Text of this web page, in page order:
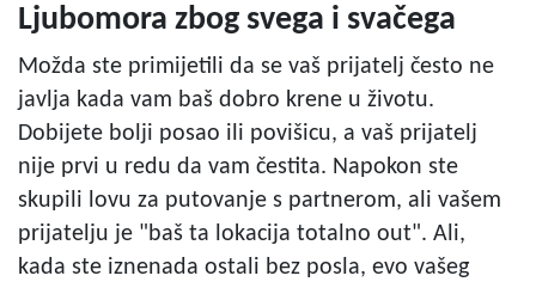
Ljubomora zbog svega i svačega
Možda ste primijetili da se vaš prijatelj često ne
javlja kada vam baš dobro krene u životu.
Dobijete bolji posao ili povišicu, a vaš prijatelj
nije prvi u redu da vam čestita. Napokon ste
skupili lovu za putovanje s partnerom, ali vašem
prijatelju je "baš ta lokacija totalno out". Ali,
kada ste iznenada ostali bez posla, evo vašeg